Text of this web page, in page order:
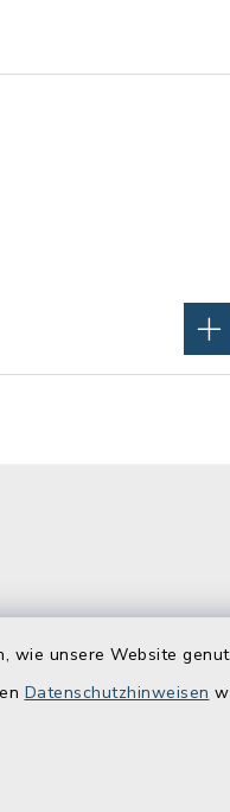
wie unsere Website
Datenschutzhinweisen
zu